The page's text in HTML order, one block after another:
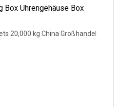
Box Uhrengehäuse Box
20,000 kg China Großhandel